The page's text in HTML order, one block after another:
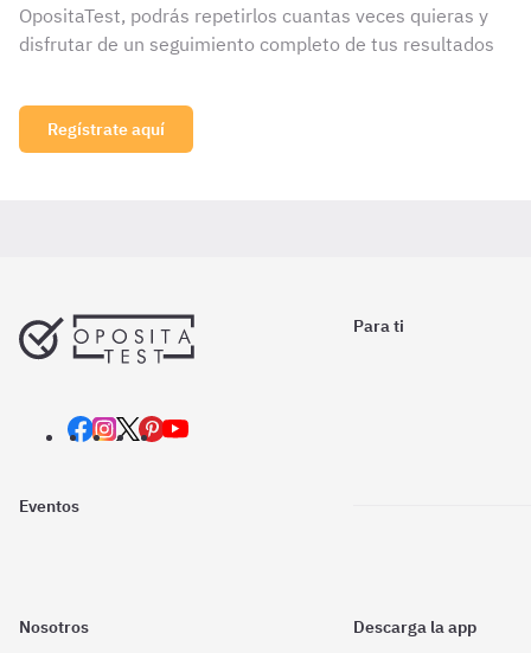
OpositaTest, podrás repetirlos cuantas veces quieras y
disfrutar de un seguimiento completo de tus resultados
Regístrate aquí
Para ti
Eventos
Nosotros Descarga la app